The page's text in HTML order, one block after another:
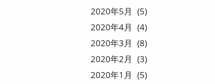
2020
5
5
2020
4
4
2020
3
8
2020
2
3
2020
1
5